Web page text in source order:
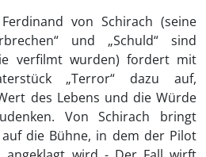
von Schirach (seine
und „Schuld“ sind
verfilmt wurden) fordert mit
„Terror“ dazu auf,
des Lebens und die Würde
Von Schirach bringt
die Bühne, in dem der Pilot